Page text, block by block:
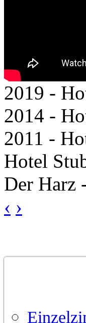
2019 -
2014 -
2011 -
Hotel
Der Harz
‹ ›